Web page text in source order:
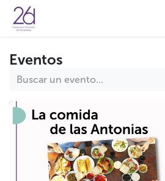
Ir al contenido
Eventos